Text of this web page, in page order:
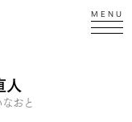
MENU
人
おと